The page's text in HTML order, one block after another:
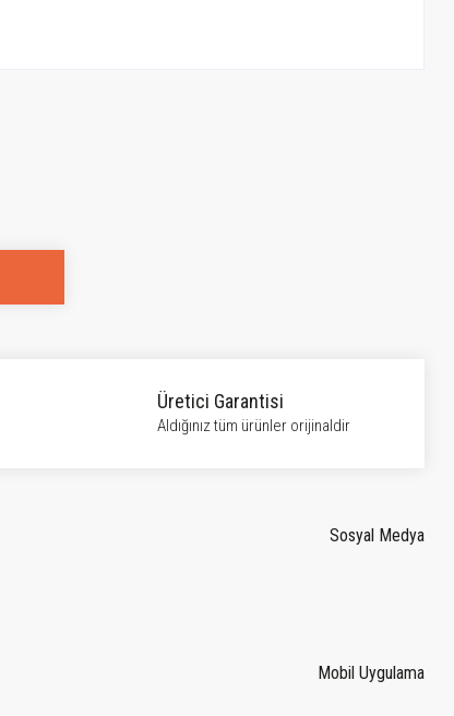
Üretici Garantisi
Aldığınız tüm ürünler orijinaldir
Sosyal Medya
Mobil Uygulama